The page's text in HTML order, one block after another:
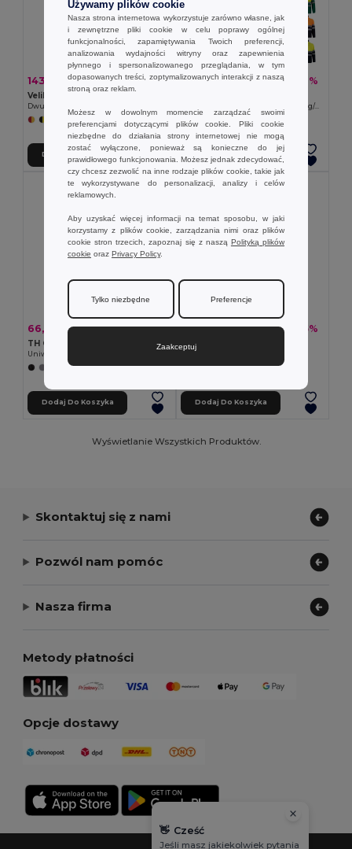
143,83 zł240,21 zł -40%
Velilla 36075
+6 kolory
Dodaj Do Koszyka
139,11 zł 232,26 zł -40%
Dwukolorowa kurtka polarowa (280 g/m²), poliester (100%)
+6 kolory
Dodaj Do Koszyka
66,97 zł114,98 zł -42%
TH Clothes 30166
Uniwersalny polar
+2 kolory
Dodaj Do Koszyka
69,59 zł106,75 zł -35%
TH Clothes 30164
+3 kolory
Dodaj Do Koszyka
Wyświetlanie Wszystkich Produktów.
Skontaktuj się z nami
Pozwól nam pomóc
Nasza firma
Metody płatności
Opcje dostawy
Używamy plików cookie
Nasza strona internetowa wykorzystuje zarówno własne, jak
i zewnętrzne pliki cookie w celu poprawy ogólnej
funkcjonalności, zapamiętywania Twoich preferencji,
analizowania wydajności witryny oraz zapewnienia
płynnego i spersonalizowanego przeglądania, w tym
dopasowanych treści, zoptymalizowanych interakcji z naszą
stroną oraz reklam.
Możesz w dowolnym momencie zarządzać swoimi
preferencjami dotyczącymi plików cookie. Pliki cookie
niezbędne do działania strony internetowej nie mogą
zostać wyłączone, ponieważ są konieczne do jej
prawidłowego funkcjonowania. Możesz jednak zdecydować,
czy chcesz zezwolić na inne rodzaje plików cookie, takie jak
te wykorzystywane do personalizacji, analizy i celów
reklamowych.
Aby uzyskać więcej informacji na temat sposobu, w jaki
korzystamy z plików cookie, zarządzania nimi oraz plików
cookie stron trzecich, zapoznaj się z naszą Polityką plików
cookie oraz Privacy Policy.
Tylko niezbędne Preferencje
Zaakceptuj
👋 Cześć
Jeśli masz jakiekolwiek pytania